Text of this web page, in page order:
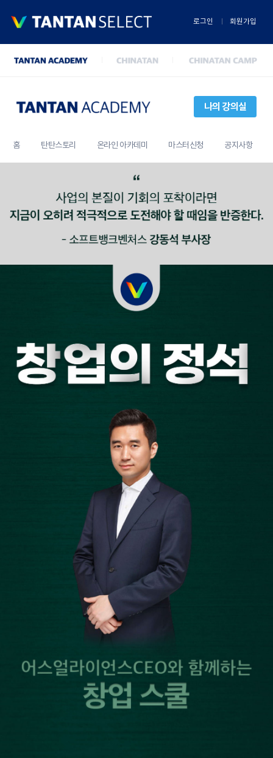
로그인 회원가입
홈 탄탄스토리 온라인 아카데미 마스터신청 공지사항
나의 강의실